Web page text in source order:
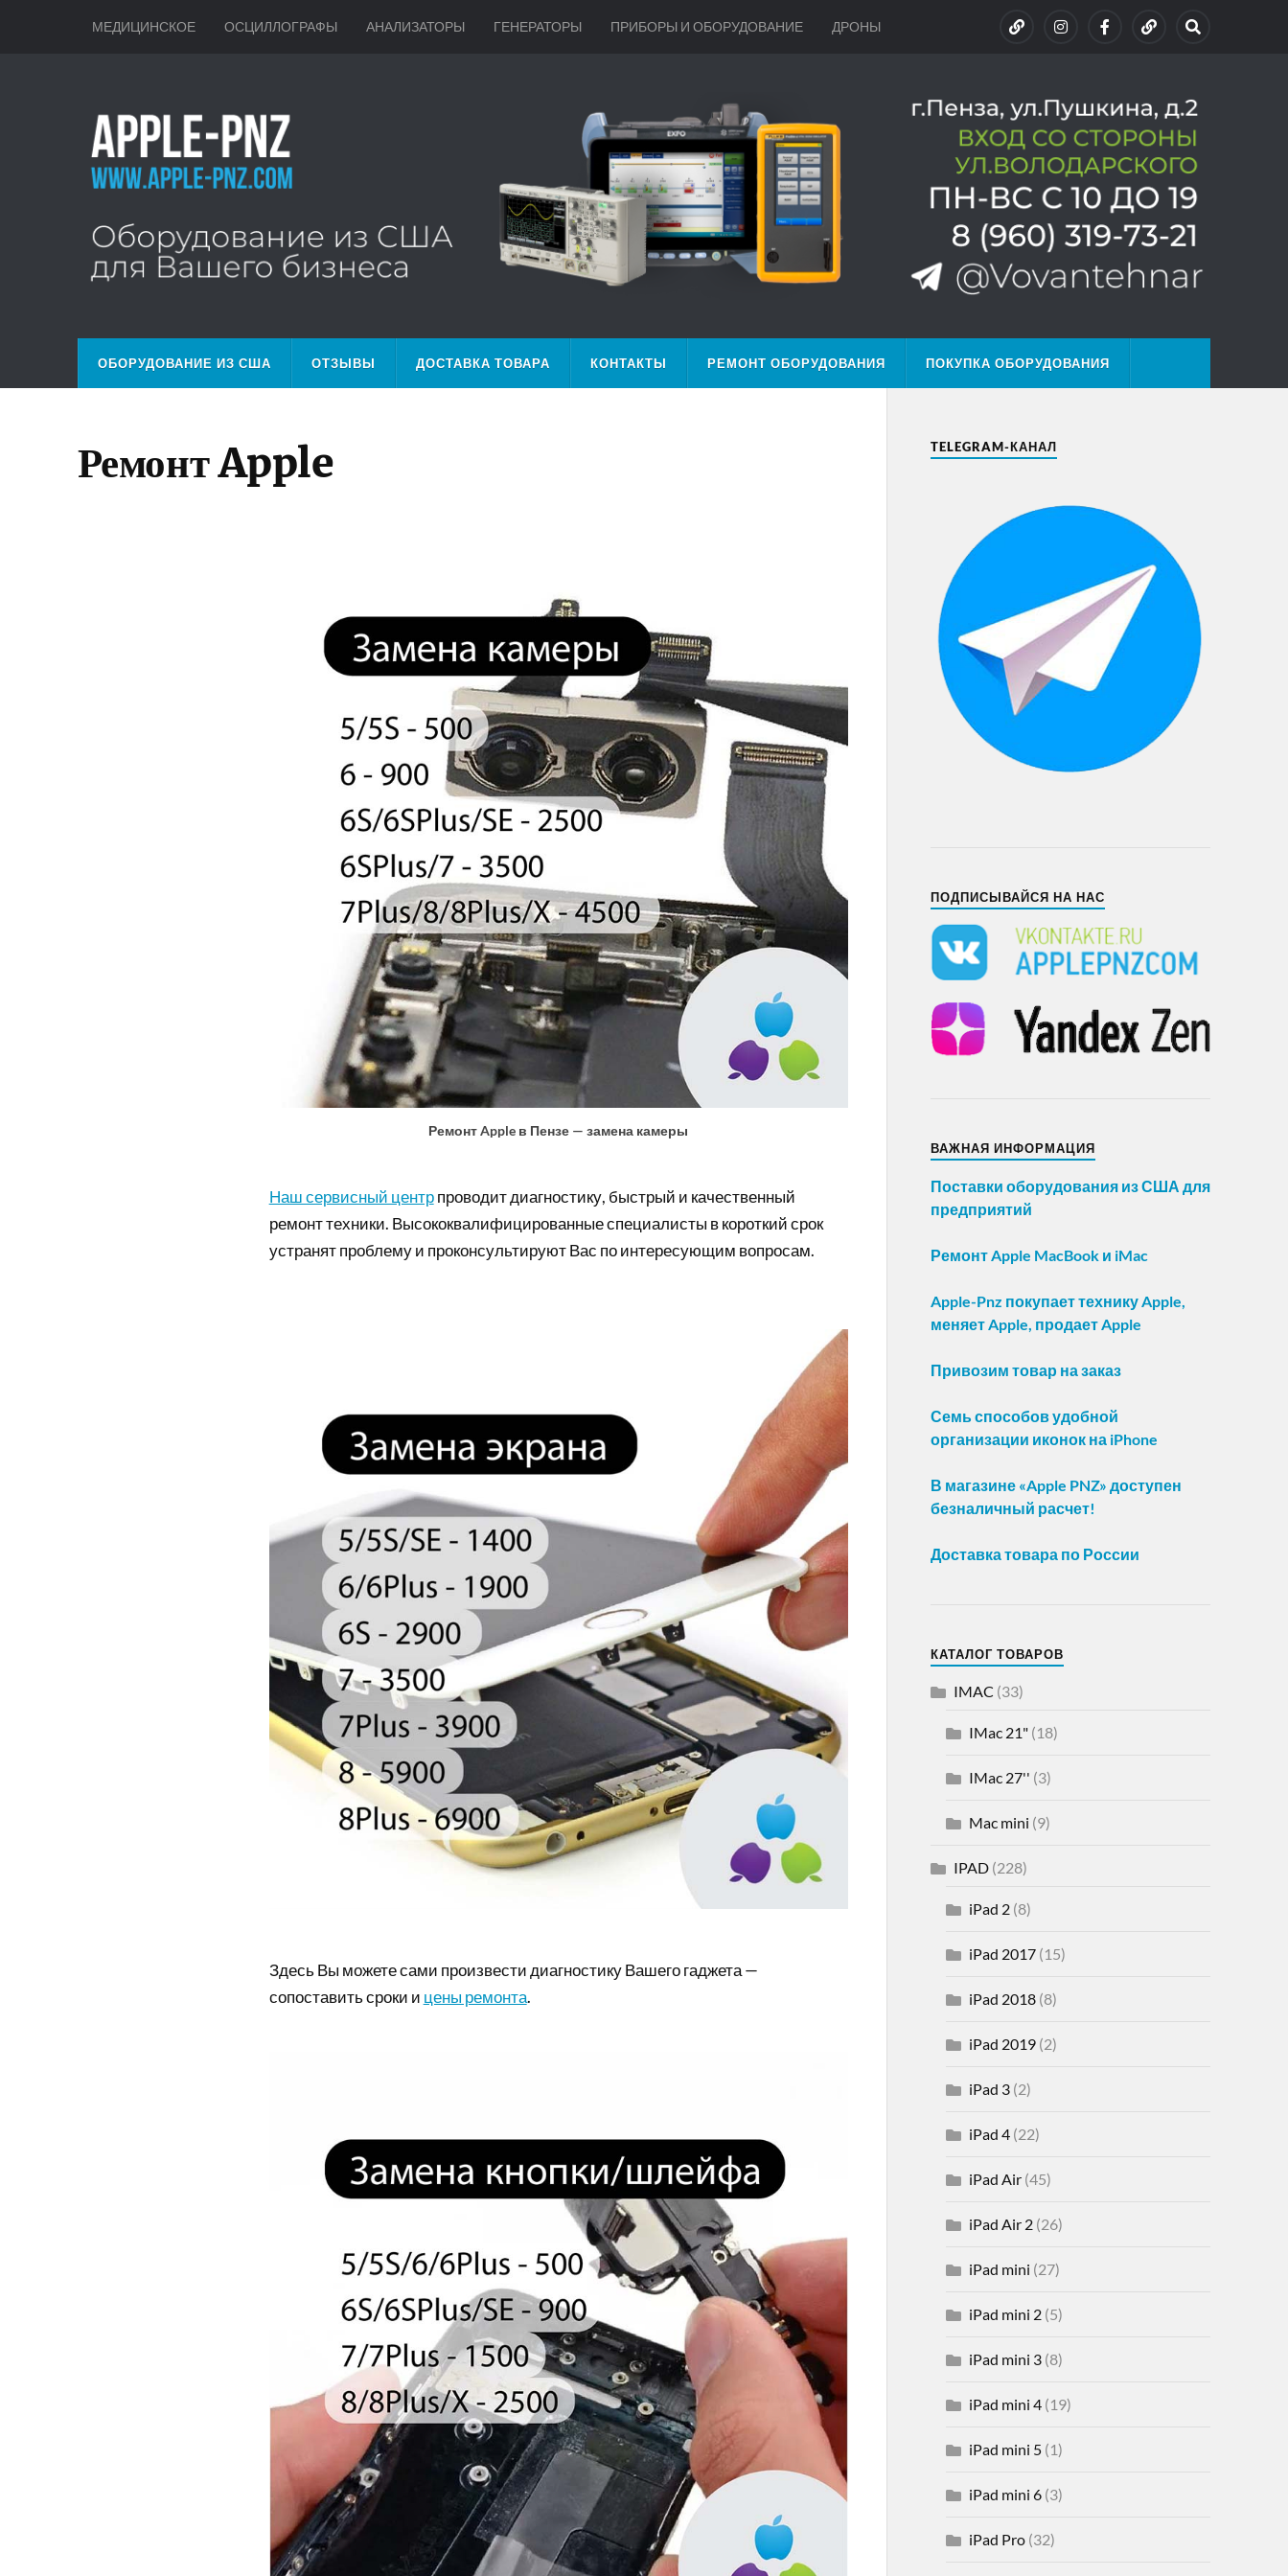
МЕДИЦИНСКОЕ ОСЦИЛЛОГРАФЫ АНАЛИЗАТОРЫ ГЕНЕРАТОРЫ ПРИБОРЫ И ОБОРУДОВАНИЕ ДРОНЫ
ОБОРУДОВАНИЕ ИЗ США ОТЗЫВЫ ДОСТАВКА ТОВАРА КОНТАКТЫ РЕМОНТ ОБОРУДОВАНИЯ ПОКУПКА ОБОРУДОВАНИЯ
Ремонт Apple
Ремонт Apple в Пензе — замена камеры
Наш сервисный центрпроводит диагностику, быстрый и качественный
ремонт техники. Высококвалифицированные специалисты в короткий срок
устранят проблему и проконсультируют Вас по интересующим вопросам.
Здесь Вы можете сами произвести диагностику Вашего гаджета —
сопоставить сроки и цены ремонта.
TELEGRAM-КАНАЛ
ПОДПИСЫВАЙСЯ НА НАС
ВАЖНАЯ ИНФОРМАЦИЯ
Поставки оборудования из США для
предприятий
Ремонт Apple MacBook и iMac
Apple-Pnz покупает технику Apple,
меняет Apple, продает Apple
Привозим товар на заказ
Семь способов удобной
организации иконок на iPhone
В магазине «Apple PNZ» доступен
безналичный расчет!
Доставка товара по России
КАТАЛОГ ТОВАРОВ
IMAC (33)
IMac 21"(18)
IMac 27'' (3)
Mac mini (9)
IPAD(228)
iPad 2(8)
iPad 2017(15)
iPad 2018(8)
iPad 2019(2)
iPad 3(2)
iPad 4(22)
iPad Air(45)
iPad Air 2(26)
iPad mini (27)
iPad mini 2(5)
iPad mini 3(8)
iPad mini 4(19)
iPad mini 5(1)
iPad mini 6(3)
iPad Pro(32)